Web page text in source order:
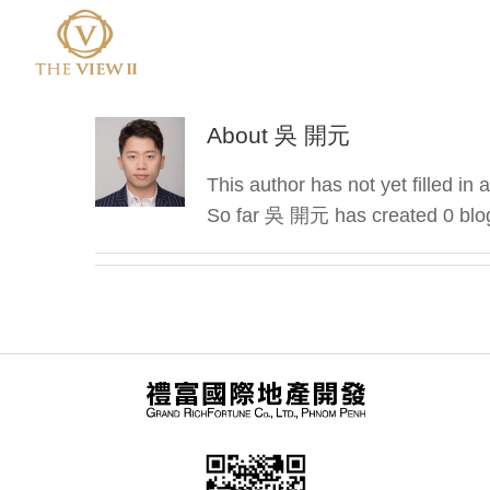
About 吳 開元
This author has not yet filled in
So far 吳 開元 has created 0